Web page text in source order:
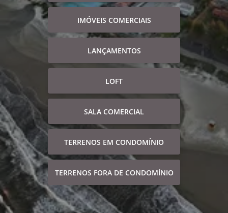
IMÓVEIS COMERCIAIS
LANÇAMENTOS
LOFT
SALA COMERCIAL
TERRENOS EM CONDOMÍNIO
TERRENOS FORA DE CONDOMÍNIO